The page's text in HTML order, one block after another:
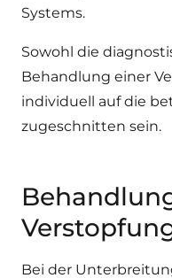
Systems.
Sowohl die
Behandlung einer
individuell auf die
zugeschnitten sein.
Bei der